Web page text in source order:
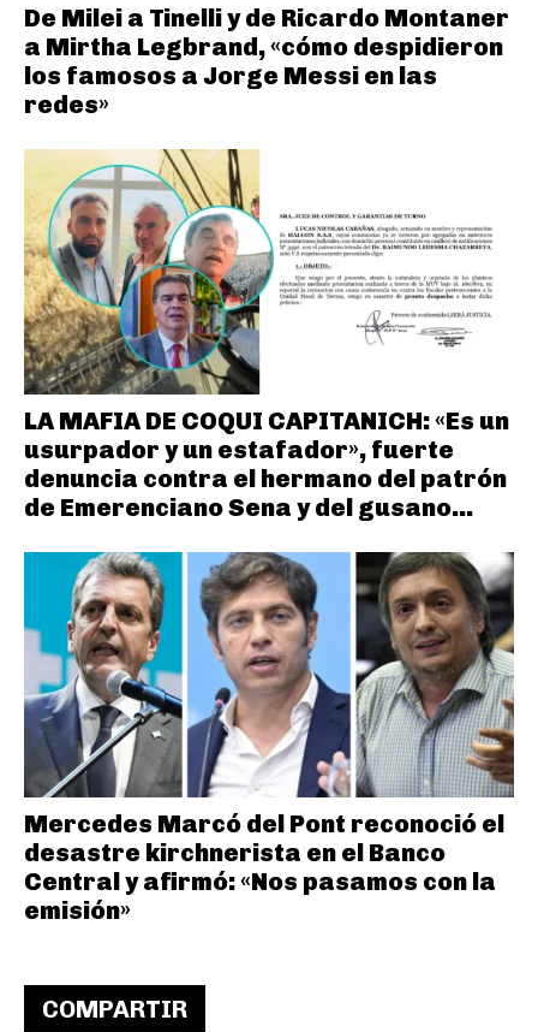
COMPARTIR
De Milei a Tinelli y de Ricardo Montaner
a Mirtha Legbrand, «cómo despidieron
los famosos a Jorge Messi en las
redes»
LA MAFIA DE COQUI CAPITANICH: «Es un
usurpador y un estafador», fuerte
denuncia contra el hermano del patrón
de Emerenciano Sena y del gusano...
Mercedes Marcó del Pont reconoció el
desastre kirchnerista en el Banco
Central y afirmó: «Nos pasamos con la
emisión»